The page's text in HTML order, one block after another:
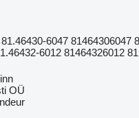
6047 81464306047
6012 81464326012
OÜ